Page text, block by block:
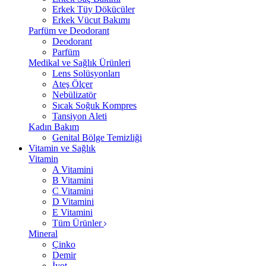
Erkek Tüy Dökücüler
Erkek Vücut Bakımı
Parfüm ve Deodorant
Deodorant
Parfüm
Medikal ve Sağlık Ürünleri
Lens Solüsyonları
Ateş Ölçer
Nebülizatör
Sıcak Soğuk Kompres
Tansiyon Aleti
Kadın Bakım
Genital Bölge Temizliği
Vitamin ve Sağlık
Vitamin
A Vitamini
B Vitamini
C Vitamini
D Vitamini
E Vitamini
Tüm Ürünler
Mineral
Çinko
Demir